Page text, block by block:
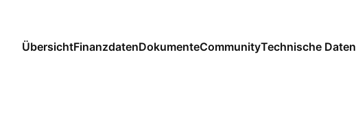
ÜbersichtFinanzdatenDokumenteCommunityTechnische Daten